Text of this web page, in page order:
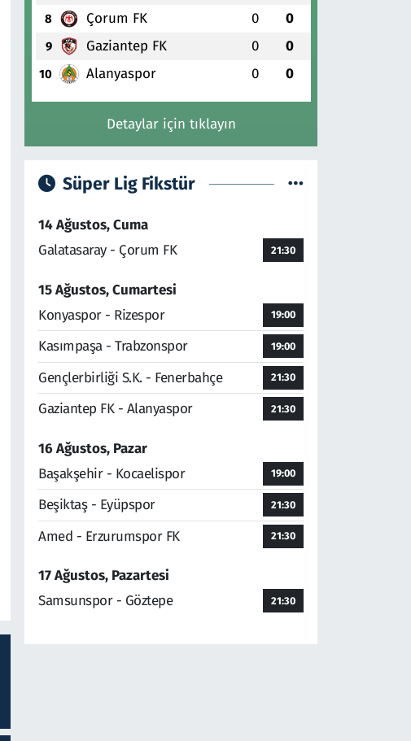
8 Çorum FK 0 0
9 Gaziantep FK 0 0
10 Alanyaspor 0 0
Detaylar için tıklayın
Süper Lig Fikstür
14 Ağustos, Cuma
Galatasaray - Çorum FK
21:30
15 Ağustos, Cumartesi
Konyaspor - Rizespor
19:00
Kasımpaşa - Trabzonspor 19:00
Gençlerbirliği S.K. - Fenerbahçe 21:30
Gaziantep FK - Alanyaspor 21:30
16 Ağustos, Pazar
Başakşehir - Kocaelispor
19:00
Beşiktaş - Eyüpspor 21:30
Amed - Erzurumspor FK 21:30
17 Ağustos, Pazartesi
Samsunspor - Göztepe
21:30